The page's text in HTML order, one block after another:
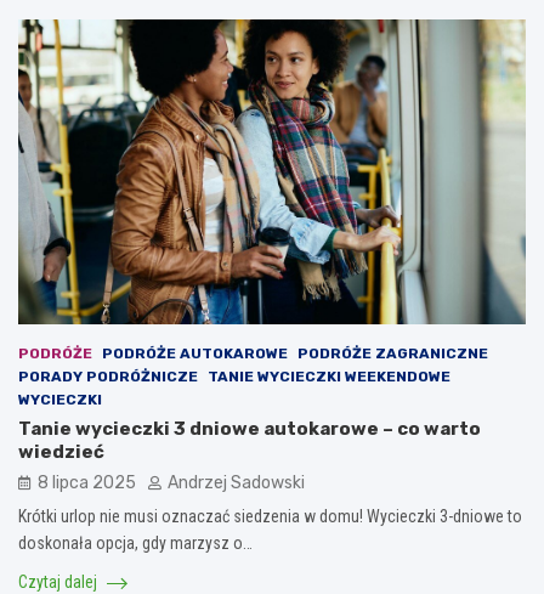
PODRÓŻE PODRÓŻE AUTOKAROWE
PODRÓŻE ZAGRANICZNE
PORADY PODRÓŻNICZE
TANIE WYCIECZKI WEEKENDOWE
WYCIECZKI
Tanie wycieczki 3 dniowe autokarowe – co warto
wiedzieć
8 lipca 2025 Andrzej Sadowski
Krótki urlop nie musi oznaczać siedzenia w domu! Wycieczki 3-dniowe to
doskonała opcja, gdy marzysz o…
Czytaj dalej